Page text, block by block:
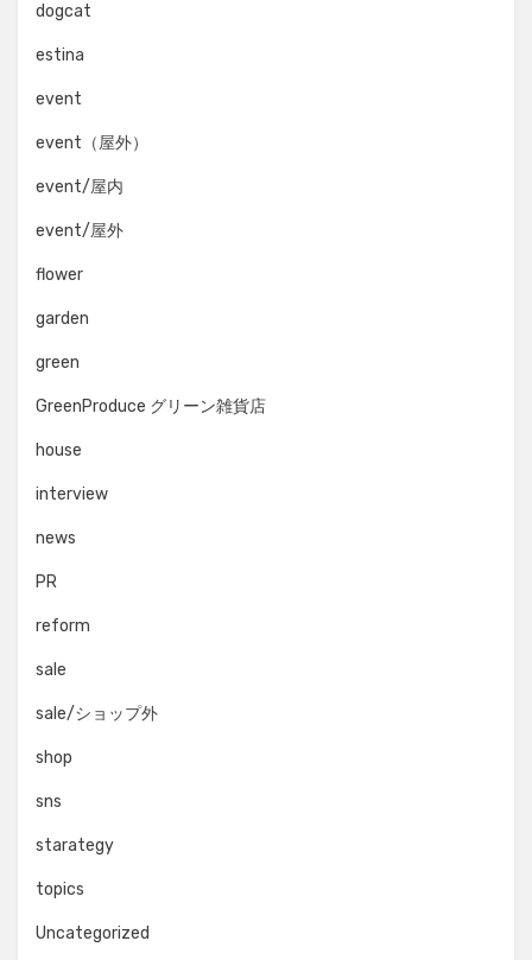
dogcat
estina
event
event（屋外）
event/屋内
event/屋外
flower
garden
green
GreenProduce グリーン雑貨店
house
interview
news
PR
reform
sale
sale/ショップ外
shop
sns
starategy
topics
Uncategorized